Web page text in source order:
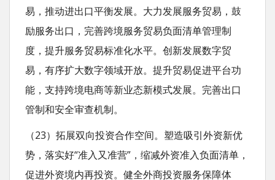
易，推动进出口平衡发展。大力发展服务贸易，鼓
励服务出口，完善跨境服务贸易负面清单管理制
度，提升服务贸易标准化水平。创新发展数字贸
易，有序扩大数字领域开放。提升贸易促进平台功
能，支持跨境电商等新业态新模式发展。完善出口
管制和安全审查机制。
（23）拓展双向投资合作空间。塑造吸引外资新优
势，落实好“准入又准营”，缩减外资准入负面清单，
促进外资境内再投资。健全外商投资服务保障体